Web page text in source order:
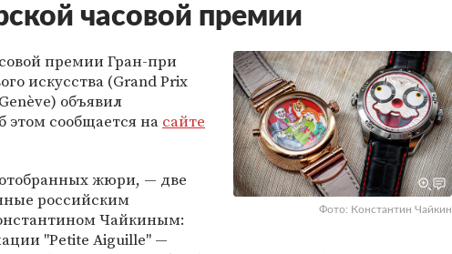
часовой премии
Фото: Константин Чайкин
премии Гран-при
искусства (Grand Prix
объявил
этом сообщается на сайте
жюри, — две
российским
Чайкиным:
"Petite Aiguille" —